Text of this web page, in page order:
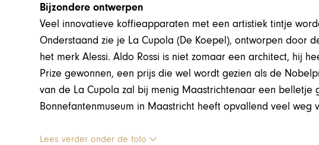
Bijzondere ontwerpen
Veel innovatieve koffieapparaten met een artistiek tintje
Onderstaand zie je La Cupola (De Koepel), ontworpen door
het merk Alessi. Aldo Rossi is niet zomaar een architect, hij
Prize gewonnen, een prijs die wel wordt gezien als de
van de La Cupola zal bij menig Maastrichtenaar een belletje
Bonnefantenmuseum in Maastricht heeft opvallend veel weg
Lees verder onder de foto